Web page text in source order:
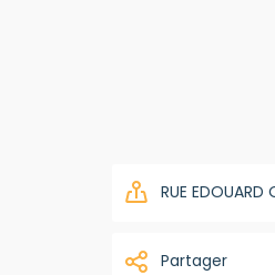
RUE EDOUARD
Partager